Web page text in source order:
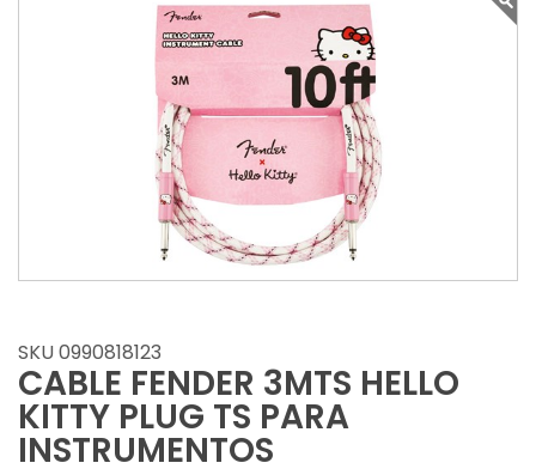
SKU 0990818123
CABLE FENDER 3MTS HELLO
KITTY PLUG TS PARA
INSTRUMENTOS